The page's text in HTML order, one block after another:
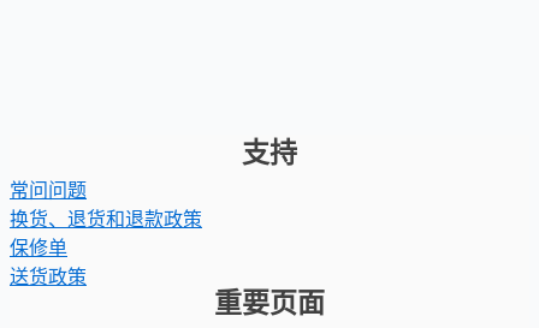
支持
常问问题
换货、退货和退款政策
保修单
送货政策
重要页面